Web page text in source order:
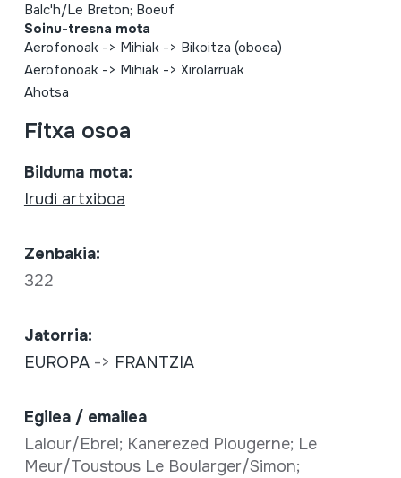
Balc'h/Le Breton; Boeuf
Soinu-tresna mota
Aerofonoak-> Mihiak-> Bikoitza (oboea)
Aerofonoak-> Mihiak-> Xirolarruak
Ahotsa
Fitxa osoa
Bilduma mota:
Irudi artxiboa
Zenbakia:
322
Jatorria:
EUROPA-> FRANTZIA
Egilea / emailea
Lalour/Ebrel; Kanerezed Plougerne; Le
Meur/Toustous Le Boularger/Simon;